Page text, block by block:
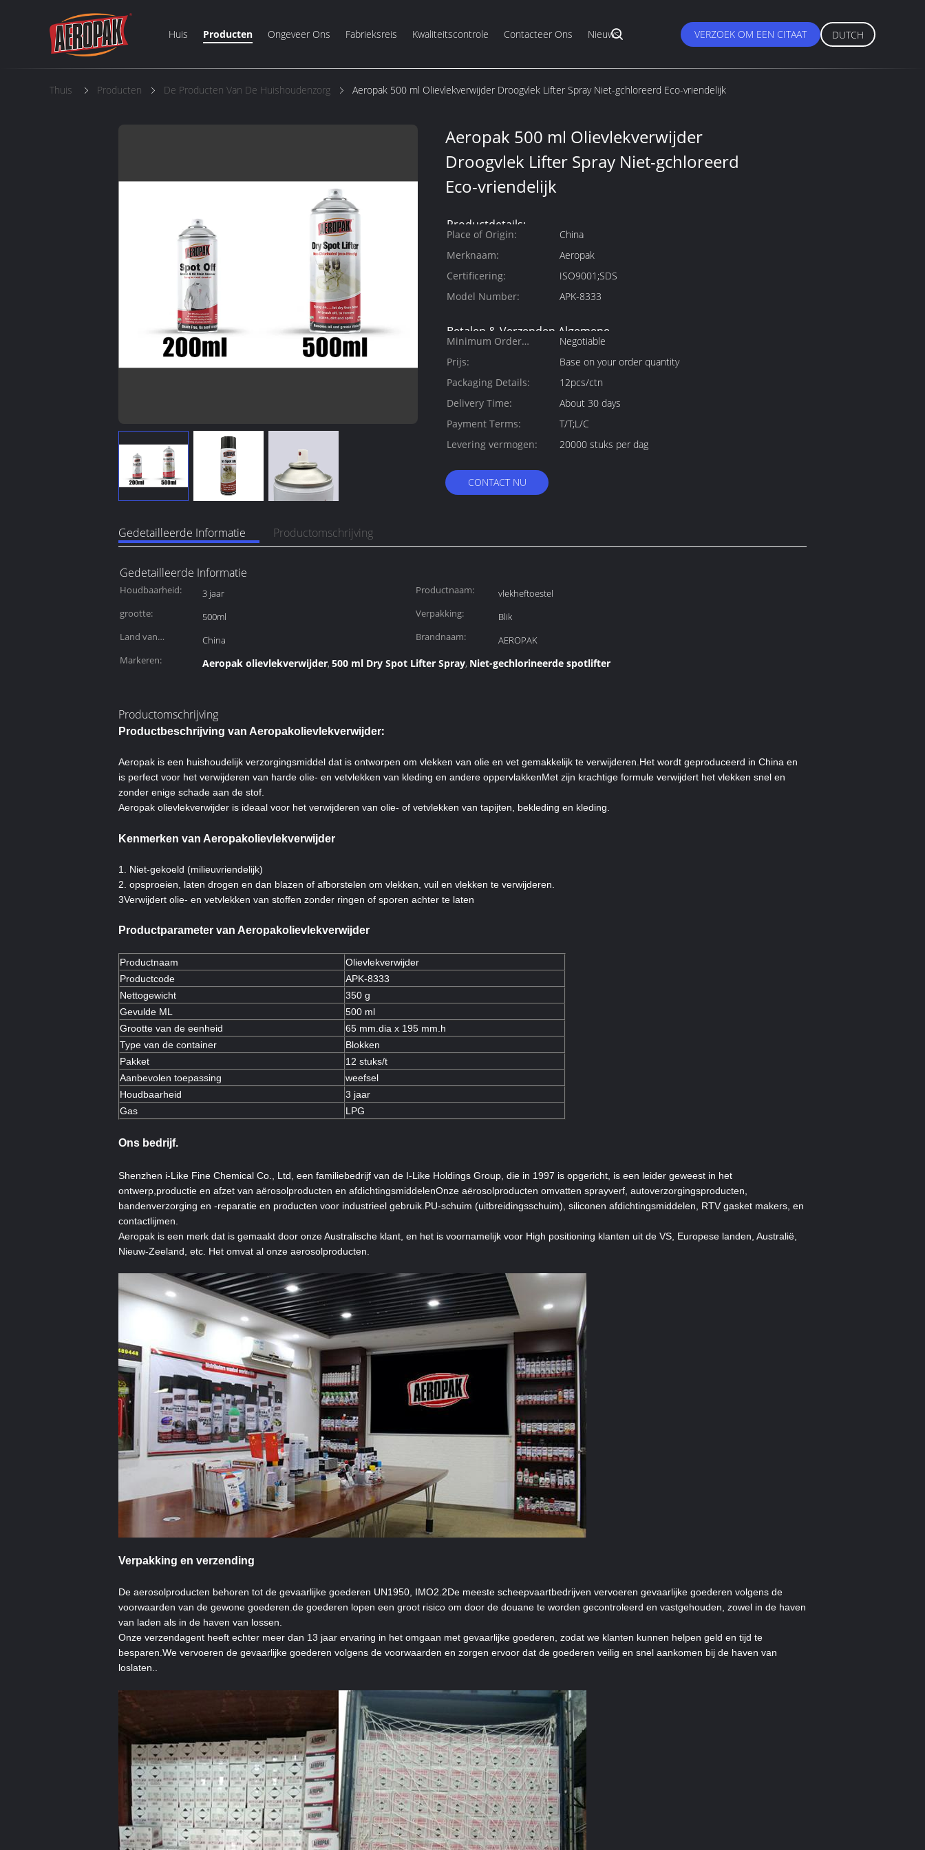
Huis Producten Ongeveer Ons Fabrieksreis Kwaliteitscontrole Contacteer Ons Nieuws VERZOEK OM EEN CITAAT DUTCH
Thuis Producten De Producten Van De Huishoudenzorg Aeropak 500 ml Olievlekverwijder Droogvlek Lifter Spray Niet-gchloreerd Eco-vriendelijk
Aeropak 500 ml Olievlekverwijder
Droogvlek Lifter Spray Niet-gchloreerd
Eco-vriendelijk
Productdetails:
Place of Origin:
China
Merknaam:
Aeropak
Certificering:
ISO9001;SDS
Model Number:
APK-8333
Betalen & Verzenden Algemene
Minimum Order
Quantity:
Negotiable
Prijs:
Base on your order quantity
Packaging Details:
12pcs/ctn
Delivery Time:
About 30 days
Payment Terms:
T/T;L/C
Levering vermogen:
20000 stuks per dag
CONTACT NU
Gedetailleerde Informatie Productomschrijving
Gedetailleerde Informatie
Houdbaarheid: 3 jaar Productnaam:
vlekheftoestel
grootte:
500ml Verpakking:
Blik
Land van
China Brandnaam:
AEROPAK
Markeren:
Aeropak olievlekverwijder, 500 ml Dry Spot Lifter Spray, Niet-gechlorineerde spotlifter
Productomschrijving
Productbeschrijving van Aeropakolievlekverwijder:
Aeropak is een huishoudelijk verzorgingsmiddel dat is ontworpen om vlekken van olie en vet gemakkelijk te verwijderen.Het wordt geproduceerd in China en
is perfect voor het verwijderen van harde olie- en vetvlekken van kleding en andere oppervlakkenMet zijn krachtige formule verwijdert het vlekken snel en
zonder enige schade aan de stof.
Aeropak olievlekverwijder is ideaal voor het verwijderen van olie- of vetvlekken van tapijten, bekleding en kleding.
Kenmerken van Aeropakolievlekverwijder
1. Niet-gekoeld (milieuvriendelijk)
2. opsproeien, laten drogen en dan blazen of afborstelen om vlekken, vuil en vlekken te verwijderen.
3Verwijdert olie- en vetvlekken van stoffen zonder ringen of sporen achter te laten
Productparameter van Aeropakolievlekverwijder
Productnaam
Olievlekverwijder
Productcode
APK-8333
Nettogewicht
350 g
Gevulde ML
500 ml
Grootte van de eenheid
65 mm.dia x 195 mm.h
Type van de container
Blokken
Pakket
12 stuks/t
Aanbevolen toepassing
weefsel
Houdbaarheid
3 jaar
Gas
LPG
Ons bedrijf.
Shenzhen i-Like Fine Chemical Co., Ltd, een familiebedrijf van de I-Like Holdings Group, die in 1997 is opgericht, is een leider geweest in het
ontwerp,productie en afzet van aërosolproducten en afdichtingsmiddelenOnze aërosolproducten omvatten sprayverf, autoverzorgingsproducten,
bandenverzorging en -reparatie en producten voor industrieel gebruik.PU-schuim (uitbreidingsschuim), siliconen afdichtingsmiddelen, RTV gasket makers, en
contactlijmen.
Aeropak is een merk dat is gemaakt door onze Australische klant, en het is voornamelijk voor High positioning klanten uit de VS, Europese landen, Australië,
Nieuw-Zeeland, etc. Het omvat al onze aerosolproducten.
Verpakking en verzending
De aerosolproducten behoren tot de gevaarlijke goederen UN1950, IMO2.2De meeste scheepvaartbedrijven vervoeren gevaarlijke goederen volgens de
voorwaarden van de gewone goederen.de goederen lopen een groot risico om door de douane te worden gecontroleerd en vastgehouden, zowel in de haven
van laden als in de haven van lossen.
Onze verzendagent heeft echter meer dan 13 jaar ervaring in het omgaan met gevaarlijke goederen, zodat we klanten kunnen helpen geld en tijd te
besparen.We vervoeren de gevaarlijke goederen volgens de voorwaarden en zorgen ervoor dat de goederen veilig en snel aankomen bij de haven van
loslaten..